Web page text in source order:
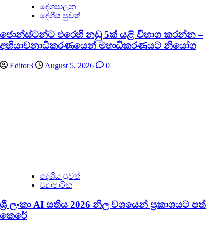
දේශපාලන
දේශීය පුවත්
ජොන්ස්ටන්ට එරෙහි නඩු 5ක් යළි විභාග කරන්න –
අභියාචනාධිකරණයෙන් මහාධිකරණයට නියෝග
Editor3 August 5, 2026 0
දේශීය පුවත්
ව්‍යාපාරික
ශ්‍රී ලංකා AI සතිය 2026 නිල වශයෙන් ප්‍රකාශයට පත්
කෙරේ